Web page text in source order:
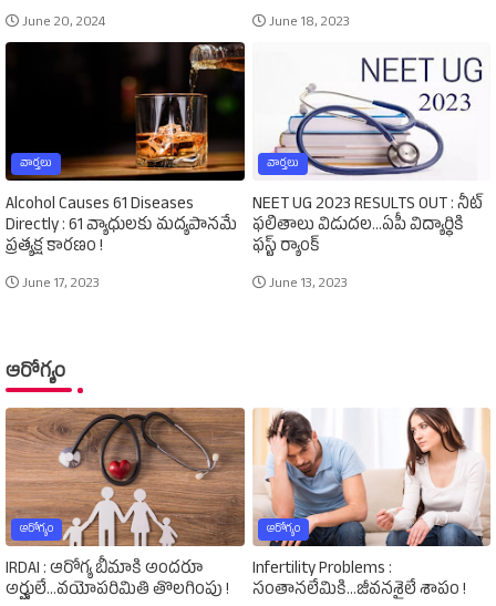
June 20, 2024 June 18, 2023
వార్తలు
Alcohol Causes 61 Diseases
Directly : 61 వ్యాధులకు మద్యపానమే
ప్రత్యక్ష కారణం !
June 17, 2023
వార్తలు
NEET UG 2023 RESULTS OUT : నీట్‌
ఫలితాలు విడుదల...ఏపీ విద్యార్థికి
ఫస్ట్‌ ర్యాంక్‌
June 13, 2023
ఆరోగ్యం
ఆరోగ్యం
IRDAI : ఆరోగ్య బీమాకి అందరూ
అర్హులే...వయోపరిమితి తొలగింపు !
ఆరోగ్యం
Infertility Problems :
సంతానలేమికి...జీవనశైలే శాపం !